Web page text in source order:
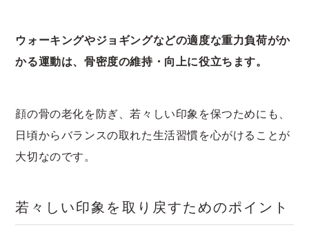
ウォーキングやジョギングなどの適度な重力負荷がか
かる運動は、骨密度の維持・向上に役立ちます。
顔の骨の老化を防ぎ、若々しい印象を保つためにも、
日頃からバランスの取れた生活習慣を心がけることが
大切なのです。
若々しい印象を取り戻すためのポイント